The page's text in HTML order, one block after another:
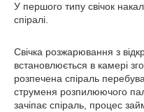
У першого типу свічок
спіралі.
Свічка розжарювання з
встановлюється в камері
розпечена спіраль
струменя розпилюючого
зачіпає спіраль, процес